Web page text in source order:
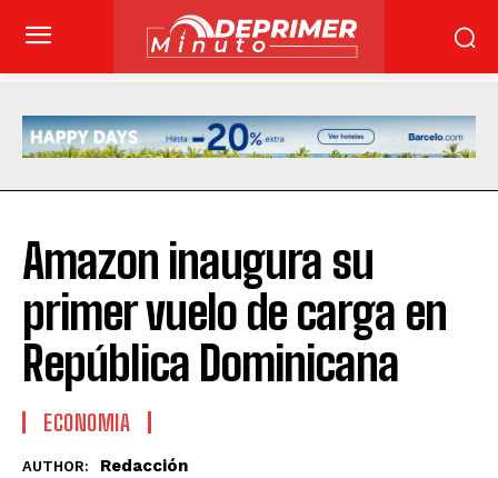
Amazon inaugura su
primer vuelo de carga en
República Dominicana
ECONOMIA
AUTHOR: Redacción